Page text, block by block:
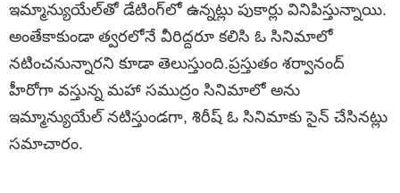
ఇమ్మాన్యుయేల్‌తో డేటింగ్‌లో ఉన్నట్లు పుకార్లు వినిపిస్తున్నాయి.
అంతేకాకుండా త్వరలోనే వీరిద్దరూ కలిసి ఓ సినిమాలో
నటించనున్నారని కూడా తెలుస్తుంది.ప్రస్తుతం శర్వానంద్‌
హీరోగా వస్తున్న మహా సముద్రం సినిమాలో అను
ఇమ్మాన్యుయేల్ నటిస్తుండగా, శిరీష్‌ ఓ సినిమాకు సైన్‌ చేసినట్లు
సమాచారం.